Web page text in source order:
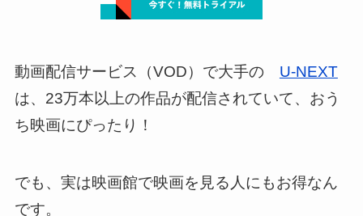
動画配信サービス（VOD）で大手の U-NEXT
は、23万本以上の作品が配信されていて、おう
ち映画にぴったり！
でも、実は映画館で映画を見る人にもお得なん
です。